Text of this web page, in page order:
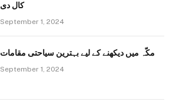
کال دی
September 1, 2024
مکّہ میں دیکھنے کے لیے بہترین سیاحتی مقامات
September 1, 2024